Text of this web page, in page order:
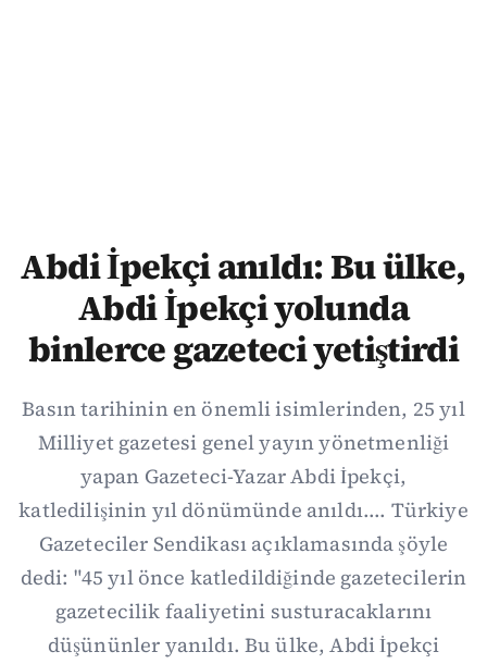
Abdi İpekçi anıldı: Bu ülke,
Abdi İpekçi yolunda
binlerce gazeteci yetiştirdi
Basın tarihinin en önemli isimlerinden, 25 yıl
Milliyet gazetesi genel yayın yönetmenliği
yapan Gazeteci-Yazar Abdi İpekçi,
katledilişinin yıl dönümünde anıldı.... Türkiye
Gazeteciler Sendikası açıklamasında şöyle
dedi: "45 yıl önce katledildiğinde gazetecilerin
gazetecilik faaliyetini susturacaklarını
düşününler yanıldı. Bu ülke, Abdi İpekçi